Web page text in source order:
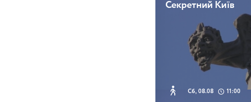
Секретний Київ
Сб, 08.08 11:00